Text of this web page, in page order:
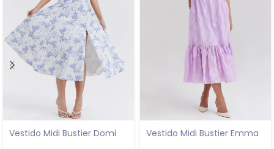
Vestido Midi Bustier Domi Vestido Midi Bustier Emma